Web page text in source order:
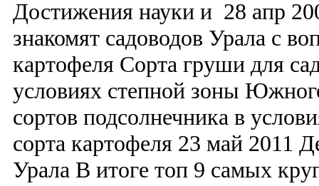
Достижения науки и 28 апр
знакомят садоводов Урала с
картофеля Сорта груши для
условиях степной зоны
сортов подсолнечника в
сорта картофеля 23 май 2011
Урала В итоге топ 9 самых